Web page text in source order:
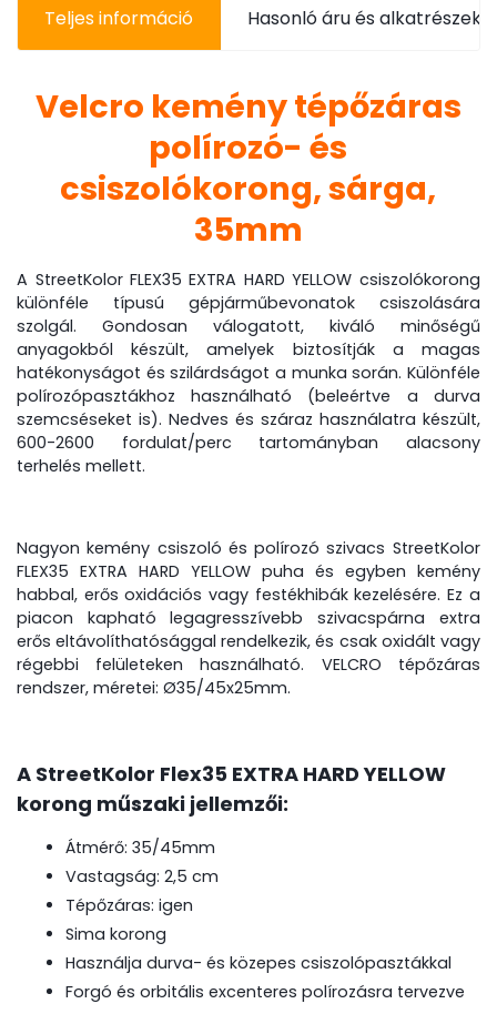
Teljes információ Hasonló áru és alkatrészek
Velcro kemény tépőzáras
polírozó- és
csiszolókorong, sárga,
35mm
A StreetKolor FLEX35EXTRA HARD YELLOW csiszolókorong
különféle típusú gépjárműbevonatok csiszolására
szolgál. Gondosan válogatott, kiváló minőségű
anyagokból készült, amelyek biztosítják a magas
hatékonyságot és szilárdságot a munka során. Különféle
polírozópasztákhoz használható (beleértve a durva
szemcséseket is). Nedves és száraz használatra készült,
600-2600 fordulat/perc tartományban alacsony
terhelés mellett.
Nagyon kemény csiszoló és polírozó szivacs StreetKolor
FLEX35 EXTRA HARD YELLOW puha és egyben kemény
habbal, erős oxidációs vagy festékhibák kezelésére. Ez a
piacon kapható legagresszívebb szivacspárna extra
erős eltávolíthatósággal rendelkezik, és csak oxidált vagy
régebbi felületeken használható. VELCRO tépőzáras
rendszer, méretei: Ø35/45x25mm.
A StreetKolor Flex35 EXTRA HARD YELLOW
korong műszaki jellemzői:
Átmérő: 35/45mm
Vastagság: 2,5 cm
Tépőzáras: igen
Sima korong
Használja durva- és közepes csiszolópasztákkal
Forgó és orbitális excenteres polírozásra tervezve